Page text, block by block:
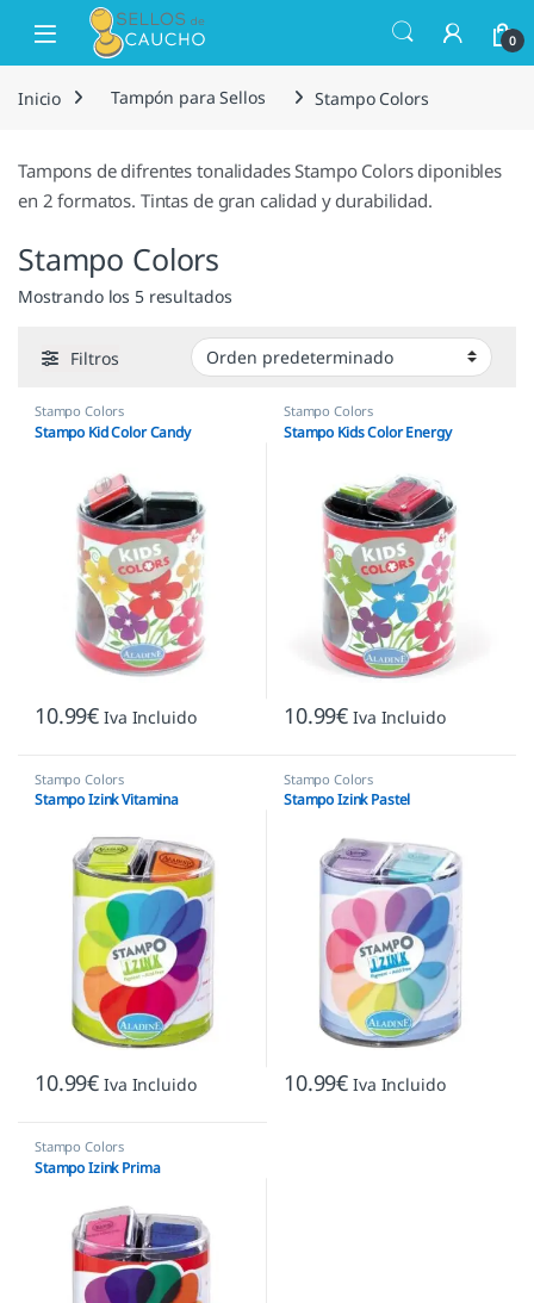
Saltar a la navegación
Saltar al contenido
Open 0
Inicio Tampón para Sellos Stampo Colors
Tampons de difrentes tonalidades Stampo Colors diponibles
en 2 formatos. Tintas de gran calidad y durabilidad.
Stampo Colors
Mostrando los 5 resultados
Filtros
Stampo Colors
Stampo Kid Color Candy
10.99€ Iva Incluido
Stampo Colors
Stampo Kids Color Energy
10.99€ Iva Incluido
Stampo Colors
Stampo Izink Vitamina
10.99€ Iva Incluido
Stampo Colors
Stampo Izink Pastel
10.99€ Iva Incluido
Stampo Colors
Stampo Izink Prima